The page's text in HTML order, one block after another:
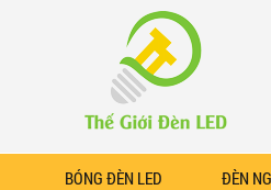
BÓNG ĐÈN LED ĐÈN